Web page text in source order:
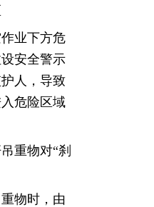
业下方危
安全警示
人，导致
危险区域
重物对“刹
物时，由